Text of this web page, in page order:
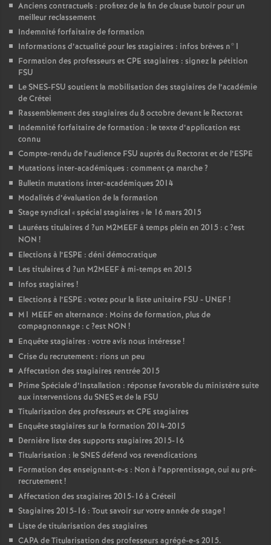
Anciens contractuels : profitez de la fin de clause butoir pour un
meilleur reclassement
Indemnité forfaitaire de formation
Informations d’actualité pour les stagiaires : infos brèves n°1
Formation des professeurs etCPE stagiaires : signez la pétition
FSU
LeSNES-FSU soutient la mobilisation des stagiaires de l’académie
de Crétei
Rassemblement des stagiaires du 8 octobre devant le Rectorat
Indemnité forfaitaire de formation : le texte d’application est
connu
Compte-rendu de l’audience FSU auprès du Rectorat et de l’ESPE
Mutations inter-académiques : comment ça marche?
Bulletin mutations inter-académiques 2014
Modalités d’évaluation de la formation
Stage syndical «spécial stagiaires » le 16 mars 2015
Lauréats titulaires d ?un M2MEEFà temps plein en 2015 : c?est
NON !
Elections à l’ESPE : déni démocratique
Les titulaires d ?un M2MEEFà mi-temps en 2015
Infos stagiaires !
Elections à l’ESPE : votez pour la liste unitaire FSU - UNEF!
M1 MEEFen alternance : Moins de formation, plus de
compagnonnage : c?est NON !
Enquête stagiaires : votre avis nous intéresse!
Crise du recrutement : rions un peu
Affectation des stagiaires rentrée 2015
Prime Spéciale d’Installation : réponse favorable du ministère suite
aux interventions duSNESet de la FSU
Titularisation des professeurs etCPE stagiaires
Enquête stagiaires sur la formation 2014-2015
Dernière liste des supports stagiaires 2015-16
Titularisation : leSNESdéfend vos revendications
Formation des enseignant-e-s : Non à l’apprentissage, oui au pré-
recrutement!
Affectation des stagiaires 2015-16 à Créteil
Stagiaires 2015-16 : Tout savoir sur votre année de stage!
Liste de titularisation des stagiaires
CAPAde Titularisation des professeurs agrégé-e-s 2015.